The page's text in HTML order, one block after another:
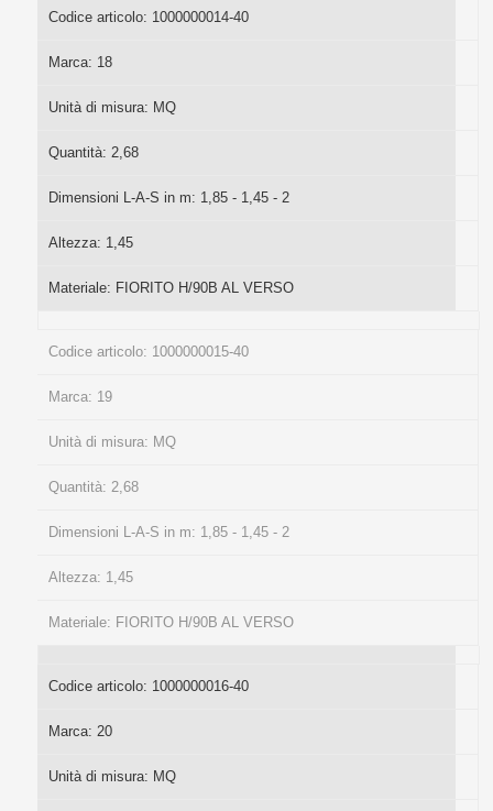
Codice articolo: 1000000014-40
Marca: 18
Unità di misura: MQ
Quantità: 2,68
Dimensioni L-A-S in m: 1,85 - 1,45 - 2
Altezza: 1,45
Materiale: FIORITO H/90B AL VERSO
Codice articolo: 1000000015-40
Marca: 19
Unità di misura: MQ
Quantità: 2,68
Dimensioni L-A-S in m: 1,85 - 1,45 - 2
Altezza: 1,45
Materiale: FIORITO H/90B AL VERSO
Codice articolo: 1000000016-40
Marca: 20
Unità di misura: MQ